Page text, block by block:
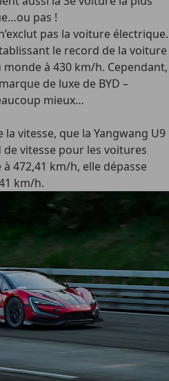
pas !
pas la voiture électrique.
le record de la voiture
à 430 km/h. Cependant,
de luxe de BYD –
mieux…
la vitesse, que la Yangwang U9
vitesse pour les voitures
472,41 km/h, elle dépasse
km/h.